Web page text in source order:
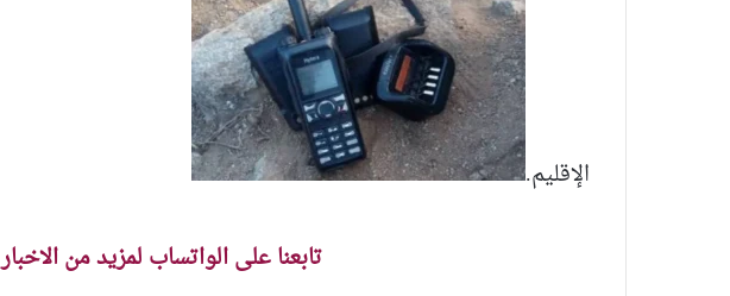
الإقليم.
تابعنا على الواتساب لمزيد من الاخبار